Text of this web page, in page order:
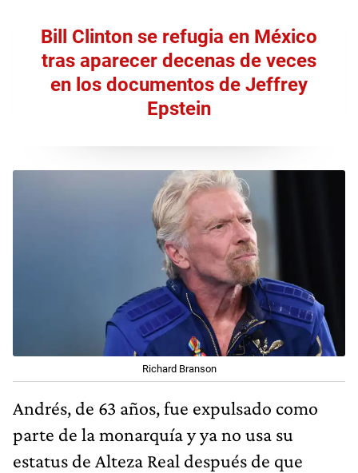
Bill Clinton se refugia en México
tras aparecer decenas de veces
en los documentos de Jeffrey
Epstein
Richard Branson
Andrés, de 63 años, fue expulsado como
parte de la monarquía y ya no usa su
estatus de Alteza Real después de que